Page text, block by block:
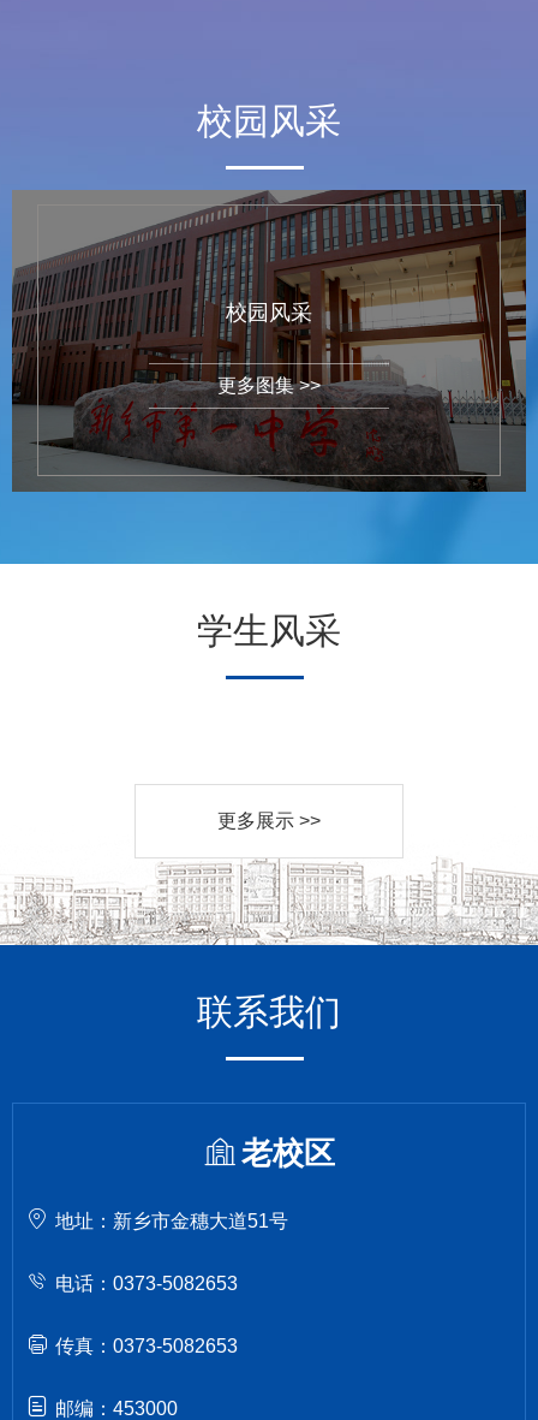
校园风采
校园风采
更多图集 >>
学生风采
更多展示 >>
联系我们
老校区
地址：新乡市金穗大道51号
电话：0373-5082653
传真：0373-5082653
邮编：453000